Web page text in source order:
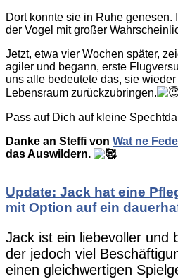
Dort konnte sie in Ruhe genesen.
der Vogel mit großer
Jetzt, etwa vier Wochen später,
agiler und begann, erste
uns alle bedeutete das, sie
Lebensraum zurückzubringen.
Pass auf Dich auf kleine
Danke an Steffi von Wat ne
das Auswildern.
Update: Jack hat eine
mit Option auf ein
Jack ist ein liebevoller und
der jedoch viel
einen gleichwertigen